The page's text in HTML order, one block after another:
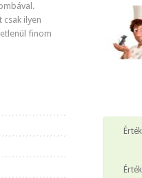
ilyen
finom